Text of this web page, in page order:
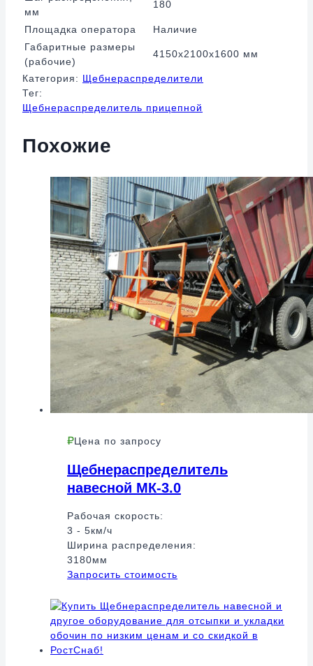
мм
180
Площадка оператора
Наличие
Габаритные размеры
(рабочие)
4150х2100х1600 мм
Категория: Щебнераспределители
Тег:
Щебнераспределитель прицепной
Похожие
Цена по запросу
Щебнераспределитель
навесной МК-3.0
Рабочая скорость:
3 - 5км/ч
Ширина распределения:
3180мм
Запросить стоимость